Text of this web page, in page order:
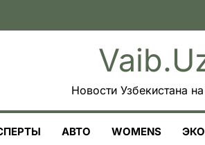
Новости Узбекистана
АВТО WOMENS